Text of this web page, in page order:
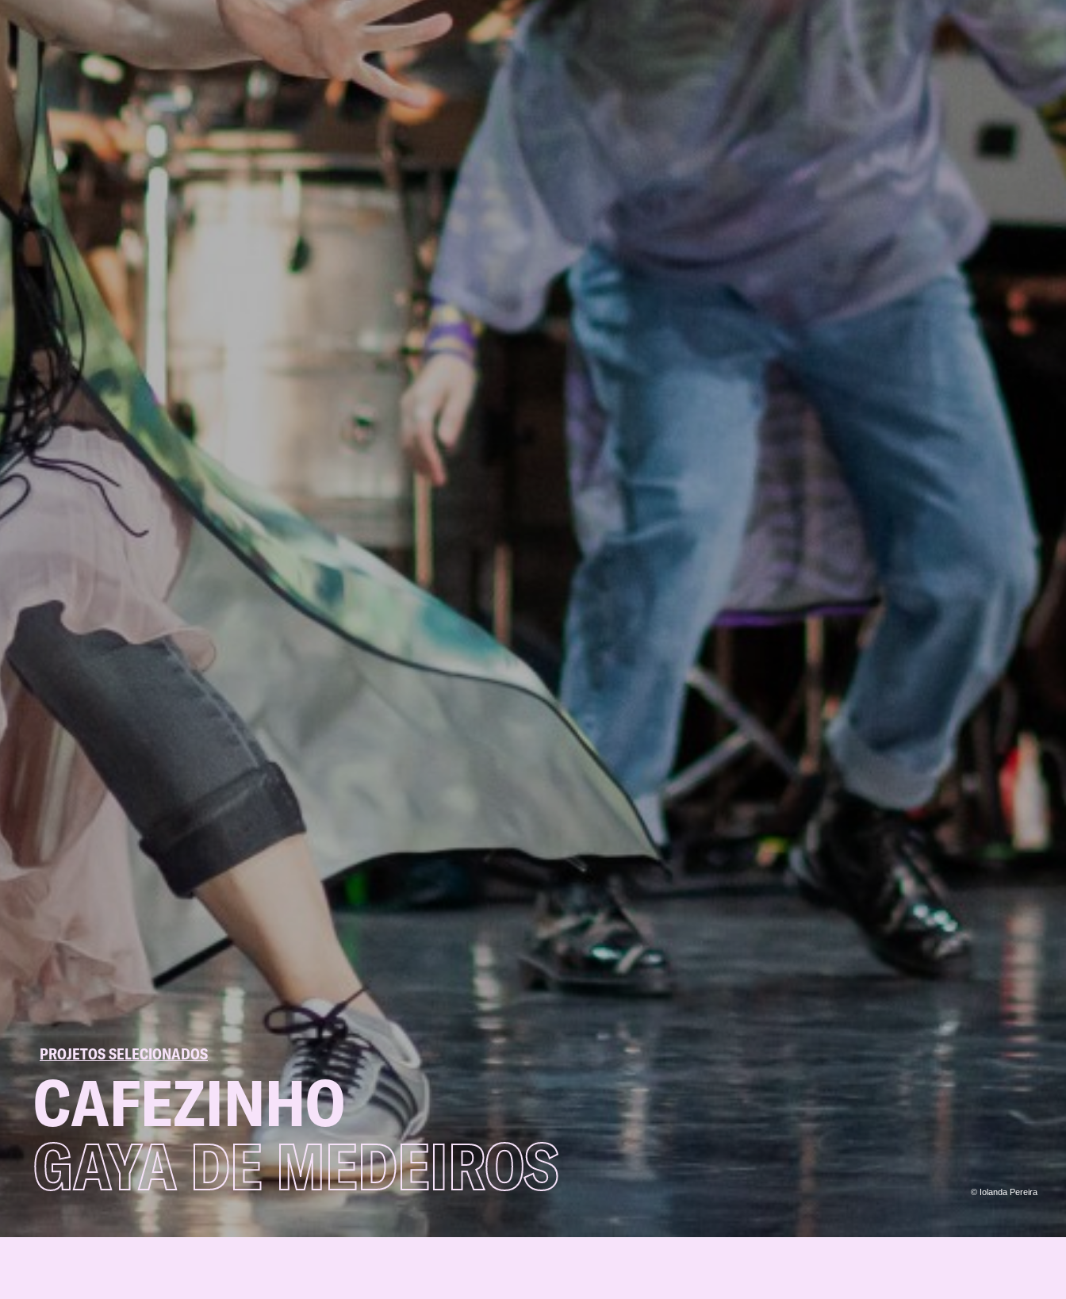
PROJETOS SELECIONADOS
CAFEZINHO
GAYA DE MEDEIROS © Iolanda Pereira